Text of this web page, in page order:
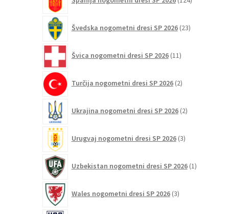
izdelkov
Švedska nogometni dresi SP 2026 23izdelkov
Švica nogometni dresi SP 2026 11izdelkov
Turčija nogometni dresi SP 2026 2izdelka
Ukrajina nogometni dresi SP 2026 2izdelka
Urugvaj nogometni dresi SP 2026 3izdelki
Uzbekistan nogometni dresi SP 2026 1izdelek
Wales nogometni dresi SP 2026 3izdelki